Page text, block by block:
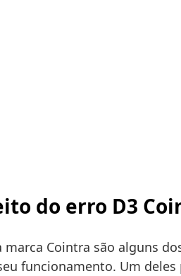
do erro D3
marca Cointra são alguns
funcionamento. Um deles